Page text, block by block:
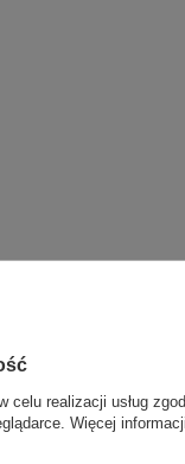
celu realizacji usług
Więcej